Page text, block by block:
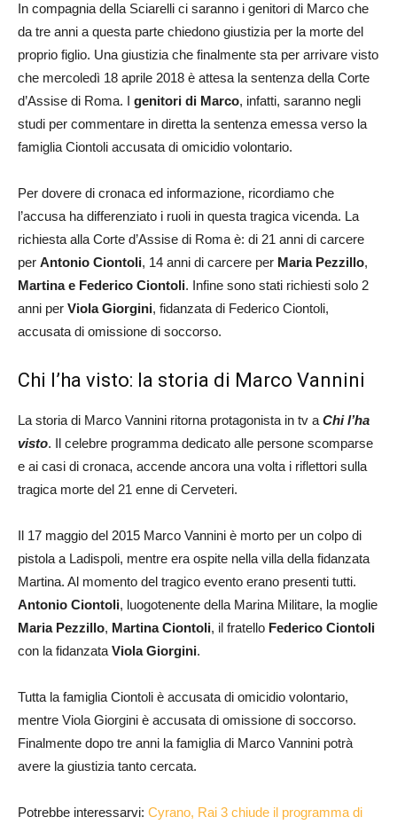
In compagnia della Sciarelli ci saranno i genitori di Marco che
da tre anni a questa parte chiedono giustizia per la morte del
proprio figlio. Una giustizia che finalmente sta per arrivare visto
che mercoledì 18 aprile 2018 è attesa la sentenza della Corte
d’Assise di Roma. I genitori di Marco, infatti, saranno negli
studi per commentare in diretta la sentenza emessa verso la
famiglia Ciontoli accusata di omicidio volontario.
Per dovere di cronaca ed informazione, ricordiamo che
l’accusa ha differenziato i ruoli in questa tragica vicenda. La
richiesta alla Corte d’Assise di Roma è: di 21 anni di carcere
per Antonio Ciontoli, 14 anni di carcere per Maria Pezzillo,
Martina e Federico Ciontoli. Infine sono stati richiesti solo 2
anni per Viola Giorgini, fidanzata di Federico Ciontoli,
accusata di omissione di soccorso.
Chi l’ha visto: la storia di Marco Vannini
La storia di Marco Vannini ritorna protagonista in tv a Chi l’ha
visto. Il celebre programma dedicato alle persone scomparse
e ai casi di cronaca, accende ancora una volta i riflettori sulla
tragica morte del 21 enne di Cerveteri.
Il 17 maggio del 2015 Marco Vannini è morto per un colpo di
pistola a Ladispoli, mentre era ospite nella villa della fidanzata
Martina. Al momento del tragico evento erano presenti tutti.
Antonio Ciontoli, luogotenente della Marina Militare, la moglie
Maria Pezzillo, Martina Ciontoli, il fratello Federico Ciontoli
con la fidanzata Viola Giorgini.
Tutta la famiglia Ciontoli è accusata di omicidio volontario,
mentre Viola Giorgini è accusata di omissione di soccorso.
Finalmente dopo tre anni la famiglia di Marco Vannini potrà
avere la giustizia tanto cercata.
Potrebbe interessarvi: Cyrano, Rai 3 chiude il programma di